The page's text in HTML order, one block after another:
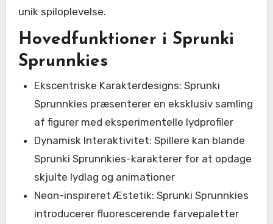
unik spiloplevelse.
Hovedfunktioner i Sprunki
Sprunnkies
Ekscentriske Karakterdesigns: Sprunki
Sprunnkies præsenterer en eksklusiv samling
af figurer med eksperimentelle lydprofiler
Dynamisk Interaktivitet: Spillere kan blande
Sprunki Sprunnkies-karakterer for at opdage
skjulte lydlag og animationer
Neon-inspireret Æstetik: Sprunki Sprunnkies
introducerer fluorescerende farvepaletter